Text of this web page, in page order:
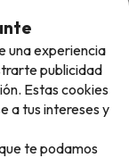
una experiencia
publicidad
Estas cookies
a tus intereses y
te podamos